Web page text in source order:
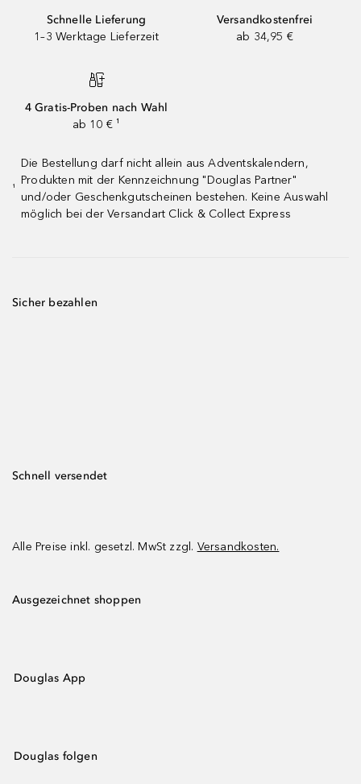
Schnelle Lieferung
1–3 Werktage Lieferzeit
Versandkostenfrei
ab 34,95 €
4 Gratis-Proben nach Wahl
ab 10 € ¹
¹
Die Bestellung darf nicht allein aus Adventskalendern,
Produkten mit der Kennzeichnung "Douglas Partner"
und/oder Geschenkgutscheinen bestehen. Keine Auswahl
möglich bei der Versandart Click & Collect Express
Sicher bezahlen
Schnell versendet
Alle Preise inkl. gesetzl. MwSt zzgl. Versandkosten.
Ausgezeichnet shoppen
Douglas App
Douglas folgen